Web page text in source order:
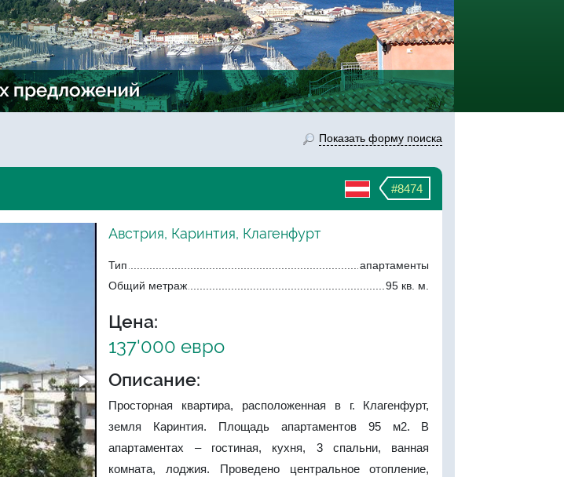
Показать форму поиска
#8474
Австрия, Каринтия, Клагенфурт
Тип
апартаменты
Общий метраж
95 кв. м.
Цена:
137'000 евро
Описание:
Просторная квартира, расположенная в г. Клагенфурт,
земля Каринтия. Площадь апартаментов 95 м2. В
апартаментах – гостиная, кухня, 3 спальни, ванная
комната, лоджия. Проведено центральное отопление,